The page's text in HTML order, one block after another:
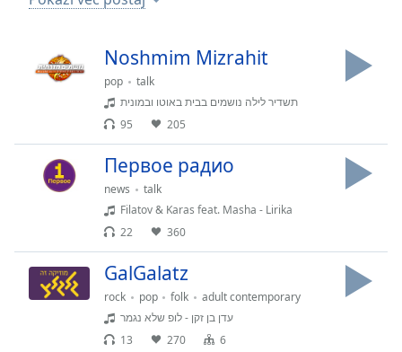
Chapters
descriptions
off,
selected
Noshmim Mizrahit
pop
talk
תשדיר לילה נושמים בבית באוטו ובמונית
95
205
Первое радио
news
talk
Filatov & Karas feat. Masha - Lirika
22
360
GalGalatz
rock pop folk
adult contemporary
עדן בן זקן - לופ שלא נגמר
13
270 6